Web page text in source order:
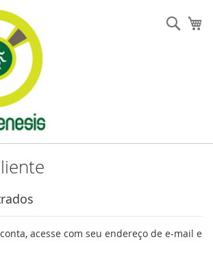
acesse com seu endereço de e-mail e